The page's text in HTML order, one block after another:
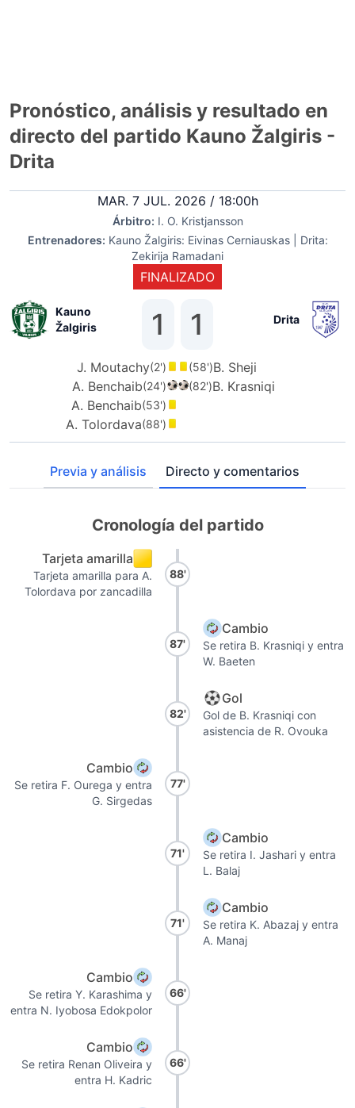
Pronóstico, análisis y resultado en
directo del partido Kauno Žalgiris -
Drita
MAR. 7 JUL. 2026 / 18:00h
Árbitro: I. O. Kristjansson
Entrenadores: Kauno Žalgiris: Eivinas Cerniauskas | Drita:
Zekirija Ramadani
FINALIZADO
Kauno
Žalgiris
1 1 Drita
J. Moutachy(2')
A. Benchaib(24')
A. Benchaib(53')
A. Tolordava(88')
(58')B. Sheji
(82')B. Krasniqi
Previa y análisis Directo y comentarios
Cronología del partido
Tarjeta amarilla
Tarjeta amarilla para A.
Tolordava por zancadilla
88'
87'
Cambio
Se retira B. Krasniqi y entra
W. Baeten
82'
Gol
Gol de B. Krasniqi con
asistencia de R. Ovouka
Cambio
Se retira F. Ourega y entra
G. Sirgedas
77'
71'
Cambio
Se retira I. Jashari y entra
L. Balaj
71'
Cambio
Se retira K. Abazaj y entra
A. Manaj
Cambio
Se retira Y. Karashima y
entra N. Iyobosa Edokpolor
66'
Cambio
Se retira Renan Oliveira y
entra H. Kadric
66'